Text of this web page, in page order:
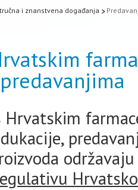
i znanstvena događanja
Hrvatskim